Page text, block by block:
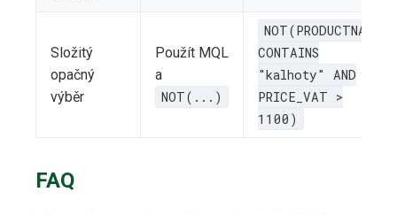
Složitý
opačný
výběr
Použít MQL
a
NOT(...)
NOT(PRODUCTNAME
CONTAINS
"kalhoty" AND
PRICE_VAT >
1100)
FAQ